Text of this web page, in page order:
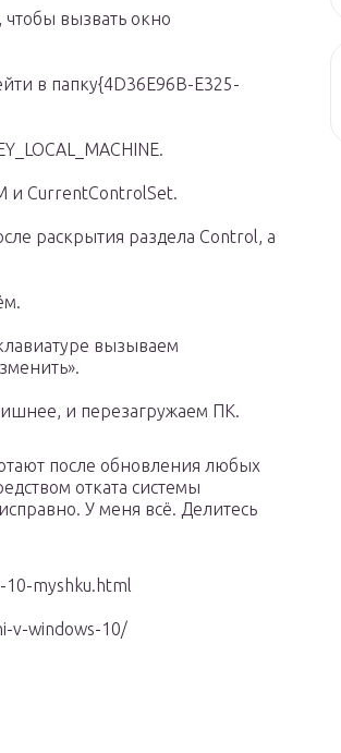
вызвать окно
в папку{4D36E96B-E325-
и CurrentControlSet.
раскрытия раздела Control, а
вызываем
и перезагружаем ПК.
после обновления любых
отката системы
У меня всё. Делитесь
myshku.html
v-windows-10/